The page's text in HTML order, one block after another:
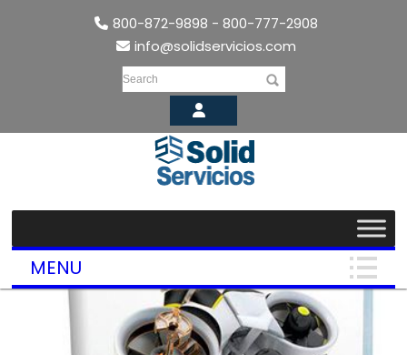
800-872-9898 - 800-777-2908
info@solidservicios.com
Search
MENU